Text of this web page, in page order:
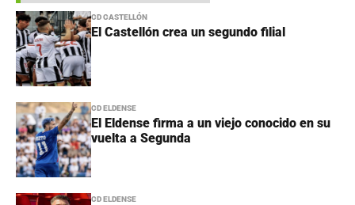
CD CASTELLÓN
El Castellón crea un segundo filial
CD ELDENSE
El Eldense firma a un viejo conocido en su
vuelta a Segunda
CD ELDENSE